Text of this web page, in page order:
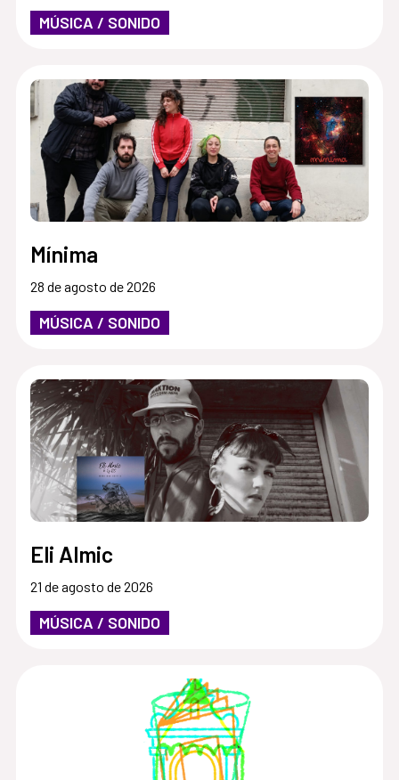
MÚSICA / SONIDO
Mínima
28 de agosto de 2026
MÚSICA / SONIDO
Eli Almic
21 de agosto de 2026
MÚSICA / SONIDO